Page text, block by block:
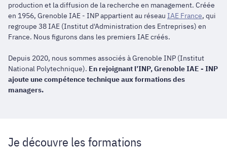
production et la diffusion de la recherche en management. Créée
en 1956, Grenoble IAE - INP appartient au réseau IAE France, qui
regroupe 38 IAE (Institut d'Administration des Entreprises) en
France. Nous figurons dans les premiers IAE créés.
Depuis 2020, nous sommes associés à Grenoble INP (Institut
National Polytechnique). En rejoignant l’INP, Grenoble IAE - INP
ajoute une compétence technique aux formations des
managers.
Je découvre les formations